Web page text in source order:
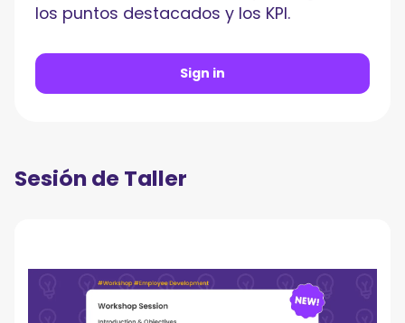
los puntos destacados y los KPI.
Sign in
Sesión de Taller